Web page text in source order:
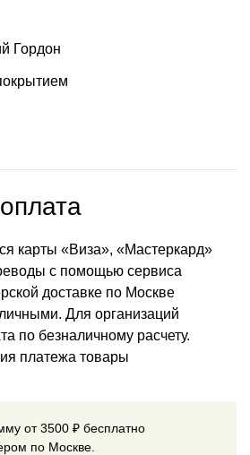
Гордон
карты «Виза», «Мастеркард»
с помощью сервиса
доставке по Москве
Для организаций
по безналичному расчету.
платежа товары
от 3500 ₽ бесплатно
по Москве.